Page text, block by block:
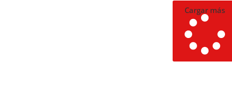
Cargar más